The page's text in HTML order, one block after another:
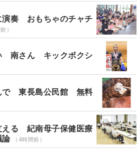
演奏 おもちゃのチャチ
）
南さん キックボクシ
で 東長島公民館 無料
る 紀南母子保健医療
（4時間前）